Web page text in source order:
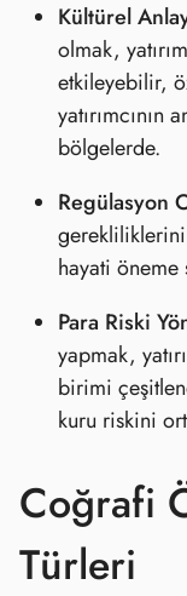
Kültürel
olmak,
etkileyebilir,
yatırımcının
bölgelerde.
Regülasyon
gerekliliklerini
hayati öneme
Para Riski
yapmak,
birimi
kuru riskini
Coğrafi
Türleri